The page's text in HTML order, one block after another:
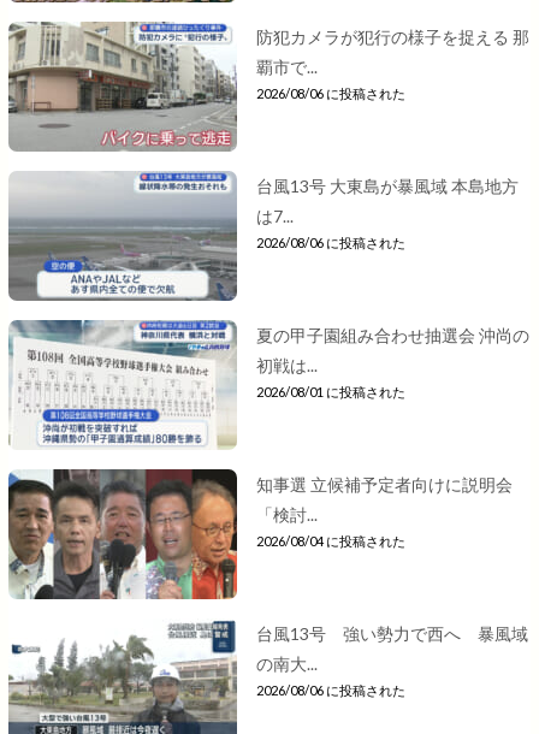
防犯カメラが犯行の様子を捉える 那
覇市で...
2026/08/06 に投稿された
台風13号 大東島が暴風域 本島地方
は7...
2026/08/06 に投稿された
夏の甲子園組み合わせ抽選会 沖尚の
初戦は...
2026/08/01 に投稿された
知事選 立候補予定者向けに説明会
「検討...
2026/08/04 に投稿された
台風13号 強い勢力で西へ 暴風域
の南大...
2026/08/06 に投稿された